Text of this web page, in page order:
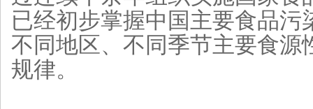
已经初步掌握中国主要食品
不同地区、不同季节主要食源
规律。